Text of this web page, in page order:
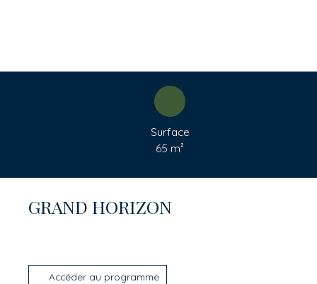
Surface
65 m²
GRAND HORIZON
Accéder au programme